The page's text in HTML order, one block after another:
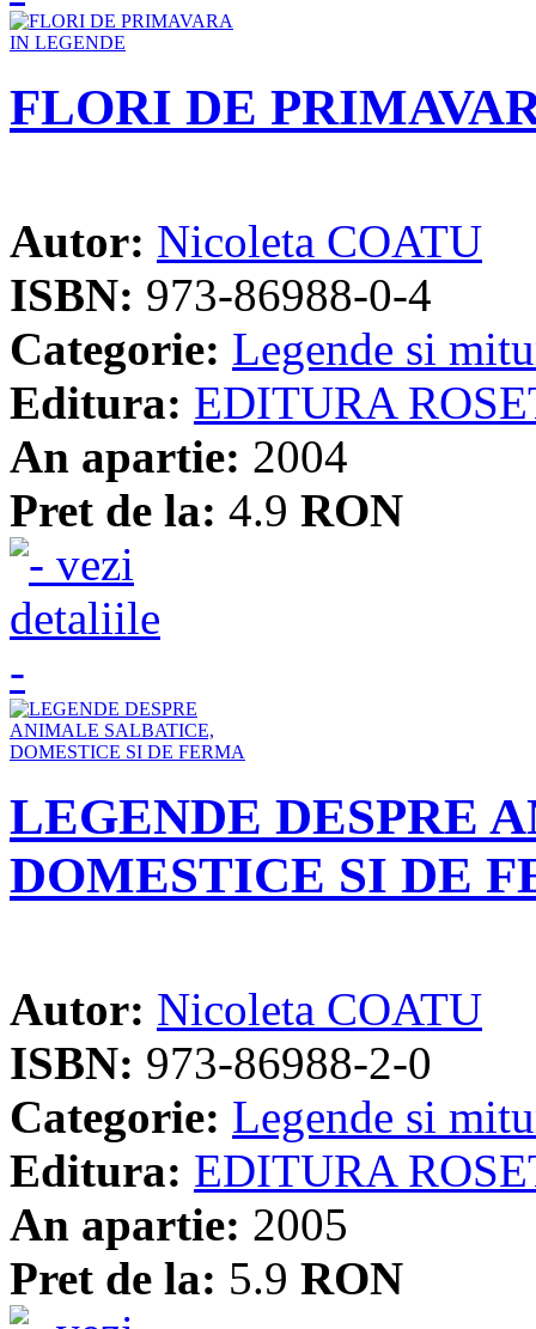
FLORI DE
Autor: Nicoleta COATU
ISBN: 973-86988-0-4
Categorie: Legende si
Editura: EDITURA
An apartie: 2004
Pret de la: 4.9 RON
LEGENDE DESPRE
DOMESTICE SI DE
Autor: Nicoleta COATU
ISBN: 973-86988-2-0
Categorie: Legende si
Editura: EDITURA
An apartie: 2005
Pret de la: 5.9 RON